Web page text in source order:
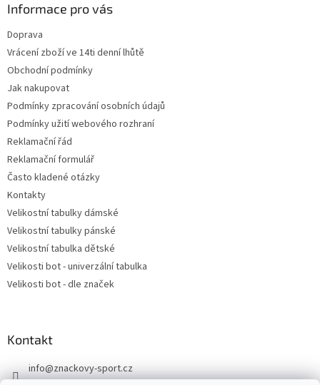
Informace pro vás
Doprava
Vrácení zboží ve 14ti denní lhůtě
Obchodní podmínky
Jak nakupovat
Podmínky zpracování osobních údajů
Podmínky užití webového rozhraní
Reklamační řád
Reklamační formulář
Často kladené otázky
Kontakty
Velikostní tabulky dámské
Velikostní tabulky pánské
Velikostní tabulka dětské
Velikosti bot - univerzální tabulka
Velikosti bot - dle značek
Kontakt
info@znackovy-sport.cz